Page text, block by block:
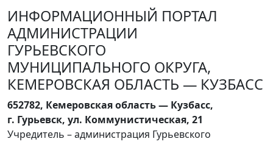
ИНФОРМАЦИОННЫЙ ПОРТАЛ
АДМИНИСТРАЦИИ
ГУРЬЕВСКОГО
МУНИЦИПАЛЬНОГО ОКРУГА,
КЕМЕРОВСКАЯ ОБЛАСТЬ — КУЗБАСС
652782, Кемеровская область — Кузбасс,
г. Гурьевск, ул. Коммунистическая, 21
Учредитель – администрация Гурьевского